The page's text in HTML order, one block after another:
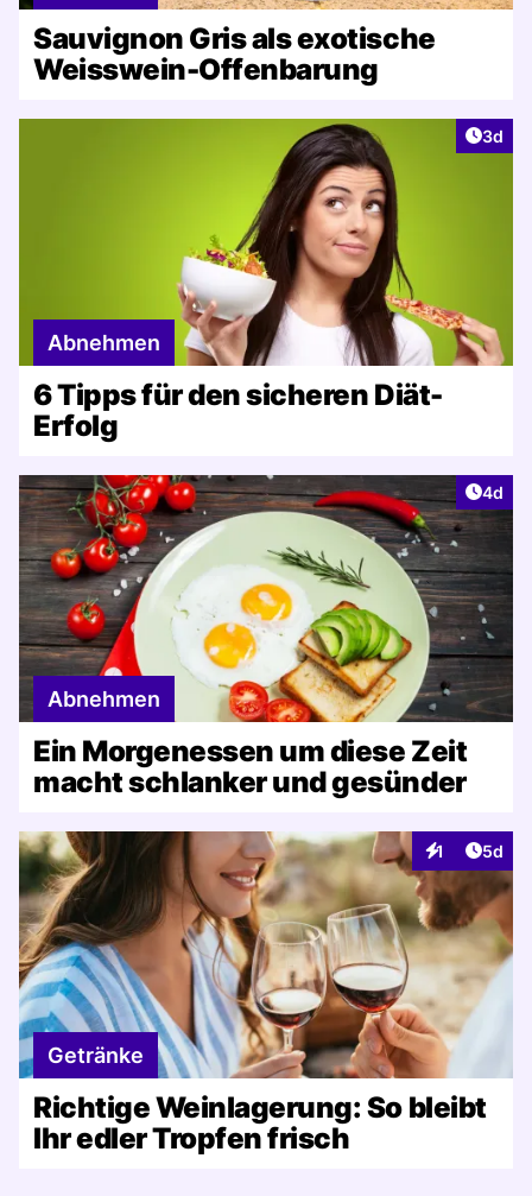
Sauvignon Gris als exotische
Weisswein-Offenbarung
3d
Abnehmen
6 Tipps für den sicheren Diät-
Erfolg
4d
Abnehmen
Ein Morgenessen um diese Zeit
macht schlanker und gesünder
1
Interaktionen
5d
Getränke
Richtige Weinlagerung: So bleibt
Ihr edler Tropfen frisch